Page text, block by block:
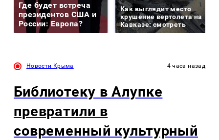
Где будет встреча
президентов США и
России: Европа?
Как выглядит место
крушение вертолета на
Кавказе: смотреть
Новости Крыма 4 часа назад
Библиотеку в Алупке
превратили в
современный культурный